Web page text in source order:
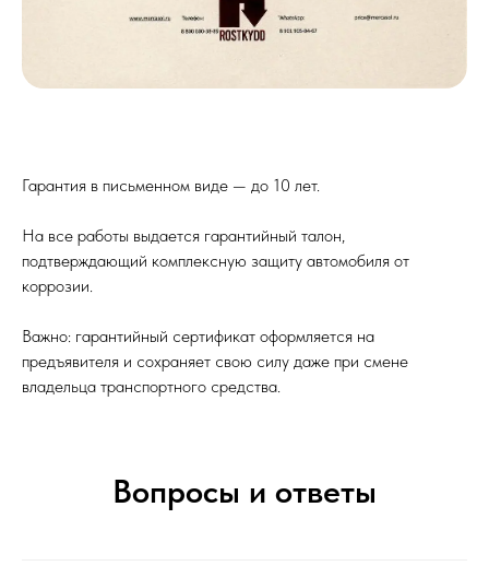
Гарантия в письменном виде — до 10 лет.
На все работы выдается гарантийный талон,
подтверждающий комплексную защиту автомобиля от
коррозии.
Важно: гарантийный сертификат оформляется на
предъявителя и сохраняет свою силу даже при смене
владельца транспортного средства.
Вопросы и ответы